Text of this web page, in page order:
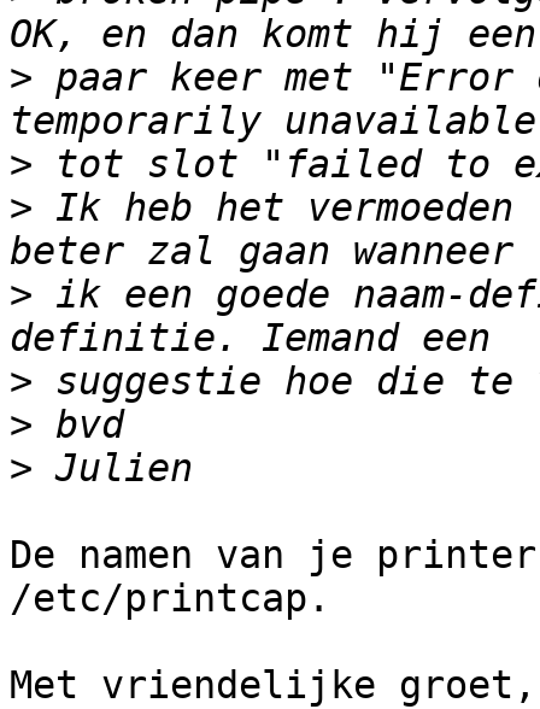
> paar keer met "Error
>
> Ik heb het
> ik een goede
>
>
>
De namen van je
/etc/printcap.
Met vriendelijke groet,